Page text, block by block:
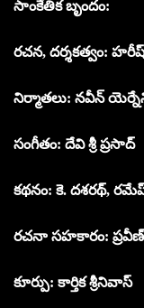
సాంకేతిక బృందం:
రచన, దర్శకత్వం:
నిర్మాతలు: నవీన్
సంగీతం: దేవి శ్రీ ప్రసాద్
కథనం: కె. దశరథ్, రమేష్
రచనా సహకారం:
కూర్పు: కార్తిక శ్రీనివాస్